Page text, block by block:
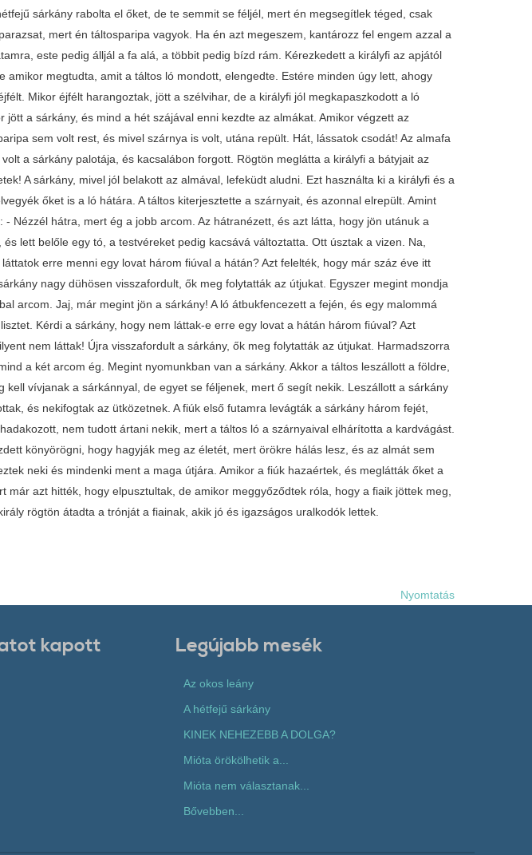
sárkány rabolta el őket, de te semmit se féljél, mert én megsegítlek téged, csak
mert én táltosparipa vagyok. Ha én azt megeszem, kantározz fel engem azzal a
este pedig álljál a fa alá, a többit pedig bízd rám. Kérezkedett a királyfi az apjától
amikor megtudta, amit a táltos ló mondott, elengedte. Estére minden úgy lett, ahogy
Mikor éjfélt harangoztak, jött a szélvihar, de a királyfi jól megkapaszkodott a ló
jött a sárkány, és mind a hét szájával enni kezdte az almákat. Amikor végzett az
sem volt rest, és mivel szárnya is volt, utána repült. Hát, lássatok csodát! Az almafa
a sárkány palotája, és kacsalábon forgott. Rögtön meglátta a királyfi a bátyjait az
A sárkány, mivel jól belakott az almával, lefeküdt aludni. Ezt használta ki a királyfi és a
őket is a ló hátára. A táltos kiterjesztette a szárnyait, és azonnal elrepült. Amint
Nézzél hátra, mert ég a jobb arcom. Az hátranézett, és azt látta, hogy jön utánuk a
lett belőle egy tó, a testvéreket pedig kacsává változtatta. Ott úsztak a vizen. Na,
erre menni egy lovat három fiúval a hátán? Azt felelték, hogy már száz éve itt
nagy dühösen visszafordult, ők meg folytatták az útjukat. Egyszer megint mondja
arcom. Jaj, már megint jön a sárkány! A ló átbukfencezett a fején, és egy malommá
Kérdi a sárkány, hogy nem láttak-e erre egy lovat a hátán három fiúval? Azt
nem láttak! Újra visszafordult a sárkány, ők meg folytatták az útjukat. Harmadszorra
a két arcom ég. Megint nyomunkban van a sárkány. Akkor a táltos leszállott a földre,
kell vívjanak a sárkánnyal, de egyet se féljenek, mert ő segít nekik. Leszállott a sárkány
és nekifogtak az ütközetnek. A fiúk első futamra levágták a sárkány három fejét,
nem tudott ártani nekik, mert a táltos ló a szárnyaival elhárította a kardvágást.
könyörögni, hogy hagyják meg az életét, mert örökre hálás lesz, és az almát sem
neki és mindenki ment a maga útjára. Amikor a fiúk hazaértek, és meglátták őket a
már azt hitték, hogy elpusztultak, de amikor meggyőződtek róla, hogy a fiaik jöttek meg,
rögtön átadta a trónját a fiainak, akik jó és igazságos uralkodók lettek.
Nyomtatás
kapott
Legújabb mesék
Az okos leány
A hétfejű sárkány
KINEK NEHEZEBB A DOLGA?
Mióta örökölhetik a...
Mióta nem választanak...
Bővebben...